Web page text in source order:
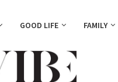
GOOD LIFE FAMILY